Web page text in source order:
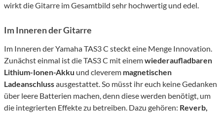
wirkt die Gitarre im Gesamtbild sehr hochwertig und edel.
Im Inneren der Gitarre
Im Inneren der Yamaha TAS3 C steckt eine Menge Innovation.
Zunächst einmal ist die TAS3 C mit einemwiederaufladbaren
Lithium-Ionen-Akku und cleverem magnetischen
Ladeanschlussausgestattet. So müsst ihr euch keine Gedanken
über leere Batterien machen, denn diese werden benötigt, um
die integrierten Effekte zu betreiben. Dazu gehören: Reverb,